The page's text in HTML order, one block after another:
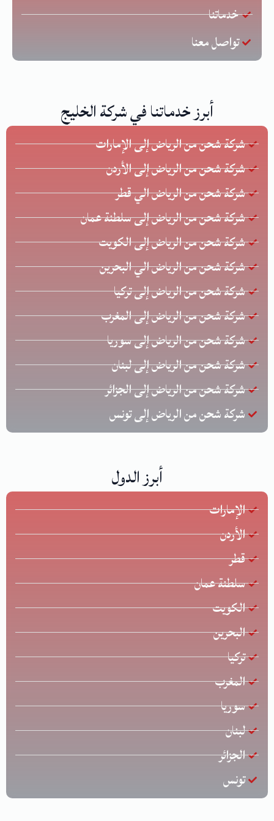
خدماتنا
تواصل معنا
أبرز خدماتنا في شركة الخليج
شركة شحن من الرياض إلى الإمارات
شركة شحن من الرياض إلى الأردن
شركة شحن من الرياض الي قطر
شركة شحن من الرياض إلى سلطنة عمان
شركة شحن من الرياض إلى الكويت
شركة شحن من الرياض الي البحرين
شركة شحن من الرياض إلى تركيا
شركة شحن من الرياض إلى المغرب
شركة شحن من الرياض إلى سوريا
شركة شحن من الرياض إلى لبنان
شركة شحن من الرياض إلى الجزائر
شركة شحن من الرياض إلى تونس
أبرز الدول
الإمارات
الأردن
قطر
سلطنة عمان
الكويت
البحرين
تركيا
المغرب
سوريا
لبنان
الجزائر
تونس